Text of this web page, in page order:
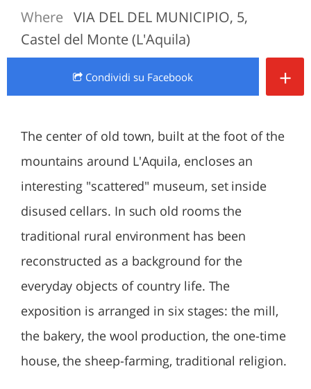
Where VIA DEL DEL MUNICIPIO, 5,
Castel del Monte (L'Aquila)
Condividi su Facebook +
The center of old town, built at the foot of the
mountains around L'Aquila, encloses an
interesting "scattered" museum, set inside
disused cellars. In such old rooms the
traditional rural environment has been
reconstructed as a background for the
everyday objects of country life. The
exposition is arranged in six stages: the mill,
the bakery, the wool production, the one-time
house, the sheep-farming, traditional religion.